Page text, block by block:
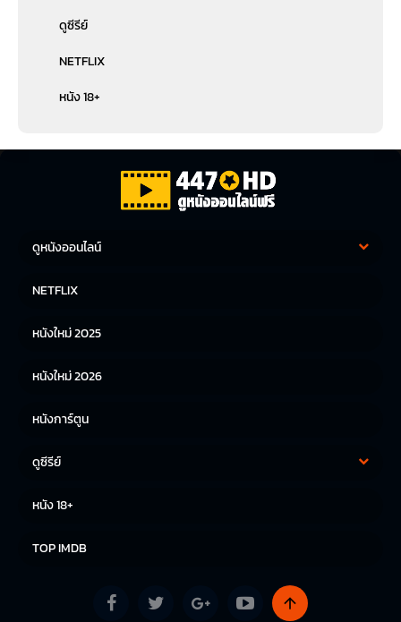
ดูซีรีย์
NETFLIX
หนัง 18+
ดูหนังออนไลน์
หนังญี่ปุ่น
NETFLIX
หนังใหม่ 2025
หนังใหม่ 2026
หนังการ์ตูน
ดูซีรีย์
หนัง 18+
TOP IMDB